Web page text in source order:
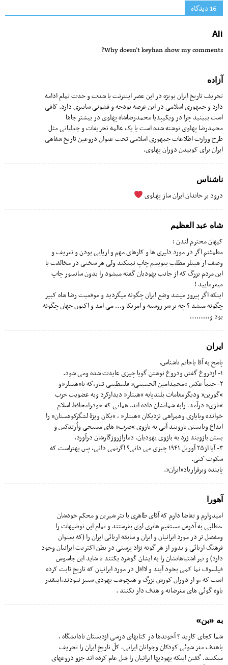
16 دیدگاه‌
Ali
Why doesn’t keyhan show my comments?
آزاده
تحریف تاریخ ایران بویژه در این عصر اینترنت با شدت و حدت تمام ادامه
دارد و جمهوری اسلامی در این عرصه بودجه و قشونی سایبری دارد. کافی
است ببینید چرا در ویکیپدیا محمدرضاشاه پهلوی در بیشتر جاها
محمدرضا پهلوی نوشته شده است یا یک عالمه تحریفات و جعلیاتی مثل
طرح وزارت اطلاعات جمهوری اسلامی تحت عنوان دروغین تاریخ شفاهی
ایران برای کوبیدن دوران پهلوی.
ناشناس
درود بر خاندان ایران ساز پهـلوى
شاه عبد العظیم
کیهان محترم لندن :
مطمئنم اگر در مورد دلیری ها و کارهای مهم و اریایی بودن و تعریف و
وصف از هیتلر مطلب بنویسم چاپ نمیکند ولی هر سخنی در مخالفت با
این مردم بزرگ که از جانب یهودیان گفته میشود را بدون سانسور چاپ
میفرمایید !
اینکه اگر پیروز میشد وضع ایران چگونه میگردید و موقعیت رضا شاه کبیر
چگونه میشد ؟ چه بر سر روسیه و امریکا و… می امد و اکنون جهان چگونه
بود و………
ایران
پاسخ به آقا یاخانم ناشناس.
۱- ازدروغ گفتن ودروغ نوشتن گویا چیزی عایدت شده ومی شود.
۲- حتمأ عکس “محمدامین الحسینی” فلسطینی تبار،که با”هیتلر”و
“گورین” ودیگرمقامات بلندپایه “هیتلر” دیدارکرد وبه عضویت حزب
“نازی” درآمد، رابه شمانشان داده اند. همانی که خودرامحافظ اسلام
خوانده وبایاری وهمراهی نزدیکان “هیتلر” ، “یکان ویژۀ لشگرکوهستان” را
ابداع وبابستن بازوبند آبی به بازوی “صرب” های مسیحی واُرتدکس و
بستن بازوبند زرد به بازوی یهودیان، دمارازروزگارشان درآورد.
۳- آیا از۲۵ آوریل ۱۹۴۱ چیزی می دانی؟ اگرنمی دانی، پس بهتراست که
سکوت کنی.
پاینده وبرقرارباد”ایران”.
آهورا
امیدوارم و تقاضا دارم که آقای طاهری با نثر شیرین و محکم خودشان
،مطلبی به آدرس مستقیم هانری لوی بفرستند و تمام این توضیهات را
ومفصل تر در مورد ایرانیان و ایران و سابقه اریائی ایران را (که بعنوان
فرهنگ اریائی و بدور از هر گونه نژاد پرستی در بطن اکثریت ایرانیان وجود
دارد) و نیز اشتباهاتشان را به ایشان گوشزد بکنند تا شاید این جاسوس
فیلسوف نما کمی بخود آیند و لااقل در مورد ایرانیان که تاریخ ثابت کرده
است که ،و از دوران کورش بزرگ و هیچوقت یهودی ستیز نبودند،اینقدر
یاوه گوئی های مغرضانه و هدف دار نکنند .
به «بن»
شما کجای کارید ؟ آخوندها در کتابهای درسی ازدبستان تادانشگاه ،
باهدف مغز شوئی کودکان وجوانان ایرانی، کلّ تاریخ ایران را تحریف
میکنند. گفتن اینکه یهودیها ایرانیان را قتل عام کرده اند جزو دروغهای